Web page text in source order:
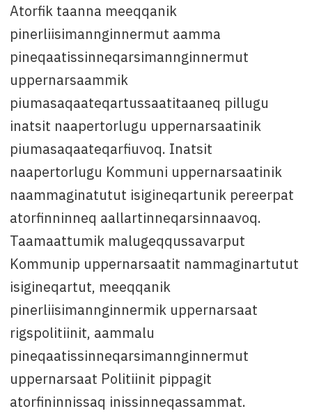
Atorfik taanna meeqqanik
pinerliisimannginnermut aamma
pineqaatissinneqarsimannginnermut
uppernarsaammik
piumasaqaateqartussaatitaaneq pillugu
inatsit naapertorlugu uppernarsaatinik
piumasaqaateqarfiuvoq. Inatsit
naapertorlugu Kommuni uppernarsaatinik
naammaginatutut isigineqartunik pereerpat
atorfinninneq aallartinneqarsinnaavoq.
Taamaattumik malugeqqussavarput
Kommunip uppernarsaatit nammaginartutut
isigineqartut, meeqqanik
pinerliisimannginnermik uppernarsaat
rigspolitiinit, aammalu
pineqaatissinneqarsimannginnermut
uppernarsaat Politiinit pippagit
atorfininnissaq inissinneqassammat.